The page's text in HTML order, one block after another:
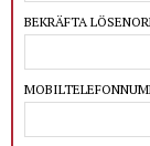
BEKRÄFTA